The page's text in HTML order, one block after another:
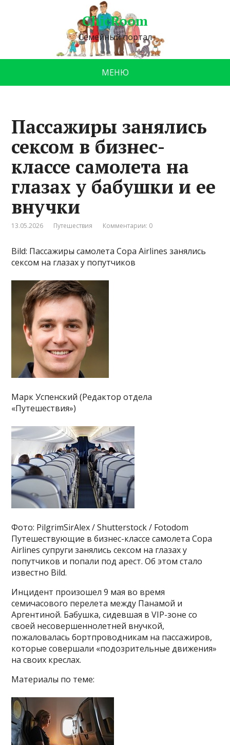
ChicRoom
Семейный портал
МЕНЮ
Пассажиры занялись
сексом в бизнес-
классе самолета на
глазах у бабушки и ее
внучки
13.05.2026 Путешествия Комментарии: 0
Bild: Пассажиры самолета Copa Airlines занялись
сексом на глазах у попутчиков
Марк Успенский (Редактор отдела
«Путешествия»)
Фото: PilgrimSirAlex / Shutterstock / Fotodom
Путешествующие в бизнес-классе самолета Copa
Airlines супруги занялись сексом на глазах у
попутчиков и попали под арест. Об этом стало
известно Bild.
Инцидент произошел 9 мая во время
семичасового перелета между Панамой и
Аргентиной. Бабушка, сидевшая в VIP-зоне со
своей несовершеннолетней внучкой,
пожаловалась бортпроводникам на пассажиров,
которые совершали «подозрительные движения»
на своих креслах.
Материалы по теме: